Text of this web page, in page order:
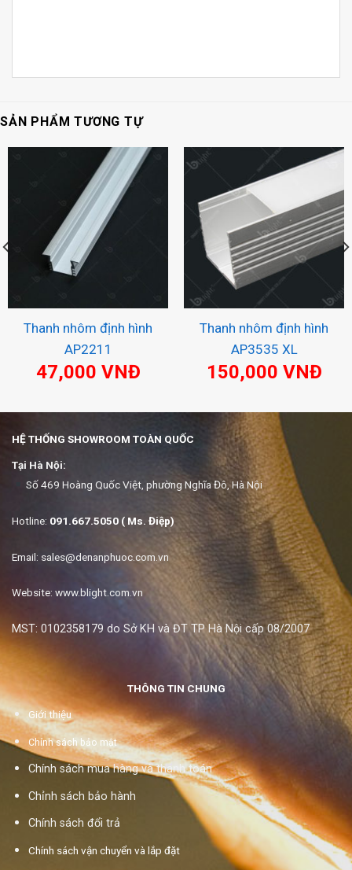
SẢN PHẨM TƯƠNG TỰ
Thanh nhôm định hình
AP2211
47,000 VNĐ
Thanh nhôm định hình
AP3535 XL
150,000 VNĐ
HỆ THỐNG SHOWROOM TOÀN QUỐC
Tại Hà Nội:
Số 469 Hoàng Quốc Việt, phường Nghĩa Đô, Hà Nội
Hotline: 091.667.5050 ( Ms. Điệp)
Email: sales@denanphuoc.com.vn
Website: www.blight.com.vn
MST: 0102358179 do Sở KH và ĐT TP Hà Nội cấp 08/2007
THÔNG TIN CHUNG
Giới thiệu
Chính sách bảo mật
Chính sách mua hàng và thanh toán
Chỉnh sách bảo hành
Chính sách đổi trả
Chính sách vận chuyển và lắp đặt